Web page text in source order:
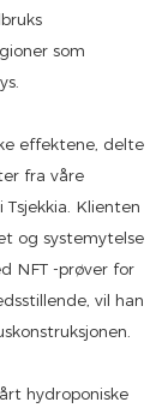
som
effektene, delte
fra våre
Klienten
og systemytelse
NFT -prøver for
vil han
hydroponiske